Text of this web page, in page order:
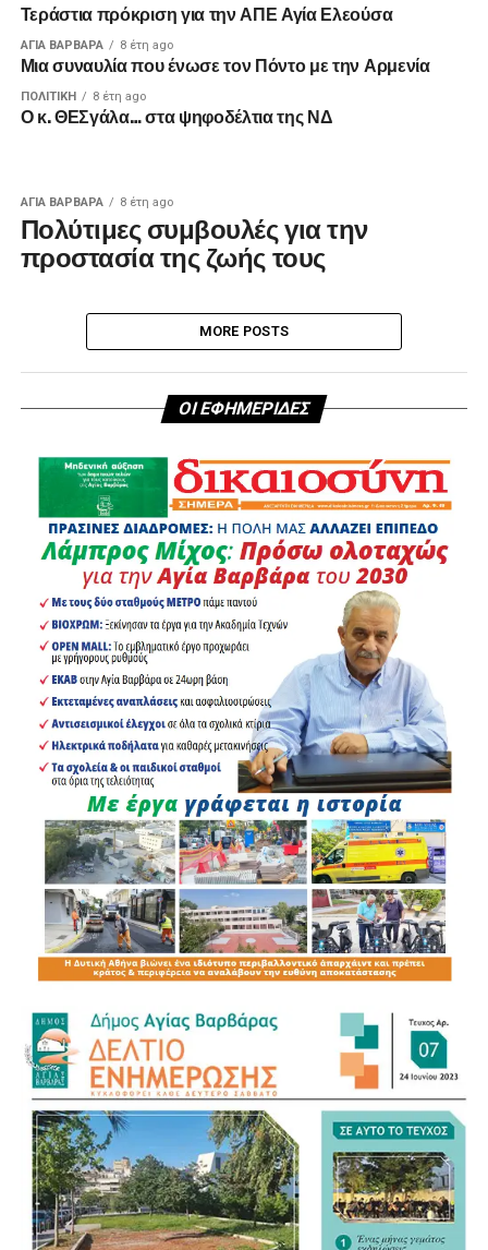
Τεράστια πρόκριση για την ΑΠΕ Αγία Ελεούσα
ΑΓΙΑ ΒΑΡΒΑΡΑ 8 έτη ago
Μια συναυλία που ένωσε τον Πόντο με την Αρμενία
ΠΟΛΙΤΙΚΉ 8 έτη ago
Ο κ. ΘΕΣγάλα… στα ψηφοδέλτια της ΝΔ
ΑΓΙΑ ΒΑΡΒΑΡΑ 8 έτη ago
Πολύτιμες συμβουλές για την
προστασία της ζωής τους
MORE POSTS
ΟΙ ΕΦΗΜΕΡΙΔΕΣ